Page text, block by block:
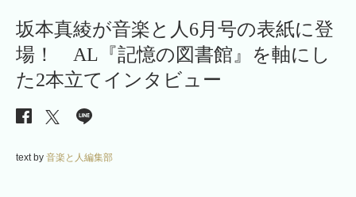
坂本真綾が音楽と人6月号の表紙に登
場！ AL『記憶の図書館』を軸にし
た2本立てインタビュー
text by 音楽と人編集部